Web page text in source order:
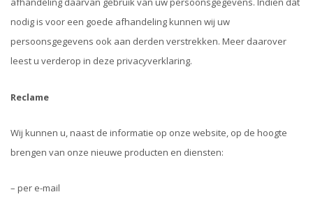
nodig is voor een goede afhandeling kunnen wij uw
persoonsgegevens ook aan derden verstrekken. Meer daarover
leest u verderop in deze privacyverklaring.
Reclame
Wij kunnen u, naast de informatie op onze website, op de hoogte
brengen van onze nieuwe producten en diensten:
– per e-mail